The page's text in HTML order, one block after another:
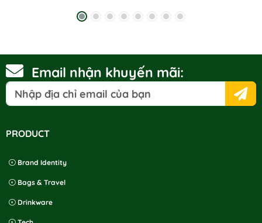
Email nhận khuyến mãi:
PRODUCT
Brand Identity
Bags & Travel
Drinkware